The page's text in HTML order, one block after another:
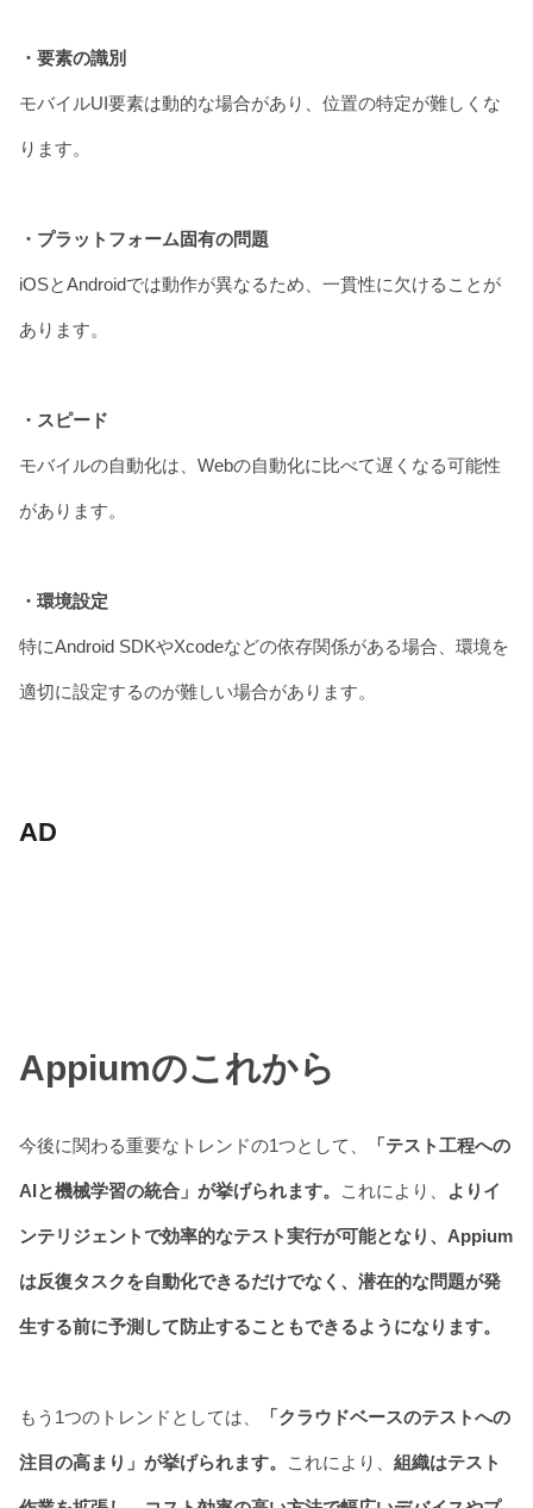
・要素の識別
モバイルUI要素は動的な場合があり、位置の特定が難しくな
ります。
・プラットフォーム固有の問題
iOSとAndroidでは動作が異なるため、一貫性に欠けることが
あります。
・スピード
モバイルの自動化は、Webの自動化に比べて遅くなる可能性
があります。
・環境設定
特にAndroid SDKやXcodeなどの依存関係がある場合、環境を
適切に設定するのが難しい場合があります。
AD
Appiumのこれから
今後に関わる重要なトレンドの1つとして、 「テスト工程への
AIと機械学習の統合」が挙げられます。 これにより、 よりイ
ンテリジェントで効率的なテスト実行が可能となり、Appium
は反復タスクを自動化できるだけでなく、潜在的な問題が発
生する前に予測して防止することもできるようになります。
もう1つのトレンドとしては、 「クラウドベースのテストへの
注目の高まり」が挙げられます。 これにより、 組織はテスト